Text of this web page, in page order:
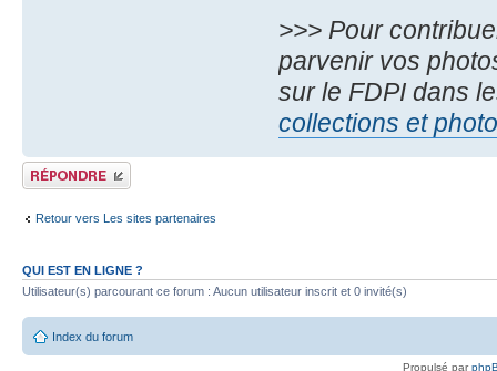
>>> Pour
parvenir vos
sur le FDPI dans
collections et
Publier une réponse
Retour vers Les sites partenaires
QUI EST EN LIGNE ?
Utilisateur(s) parcourant ce forum : Aucun utilisateur inscrit et 0 invité(s)
Index du forum
Propulsé par